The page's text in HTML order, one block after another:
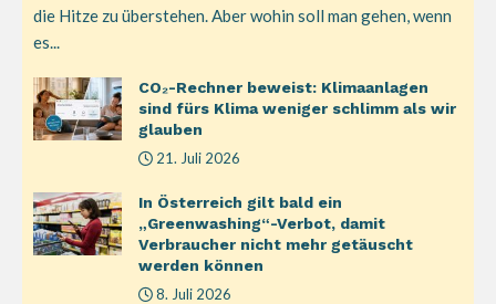
die Hitze zu überstehen. Aber wohin soll man gehen, wenn
es...
CO₂-Rechner beweist: Klimaanlagen
sind fürs Klima weniger schlimm als wir
glauben
21. Juli 2026
In Österreich gilt bald ein
„Greenwashing“-Verbot, damit
Verbraucher nicht mehr getäuscht
werden können
8. Juli 2026